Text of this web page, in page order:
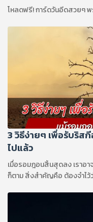
โหลดฟรี! การ์ดวันอีดสวยๆ
3 วิธีง่ายๆ เพื่อรับริส
ไปแล้ว
เมื่อรอมฎอนสิ้นสุดลง เราอา
ก็ตาม สิ่งสำคัญคือ ต้องจำไ